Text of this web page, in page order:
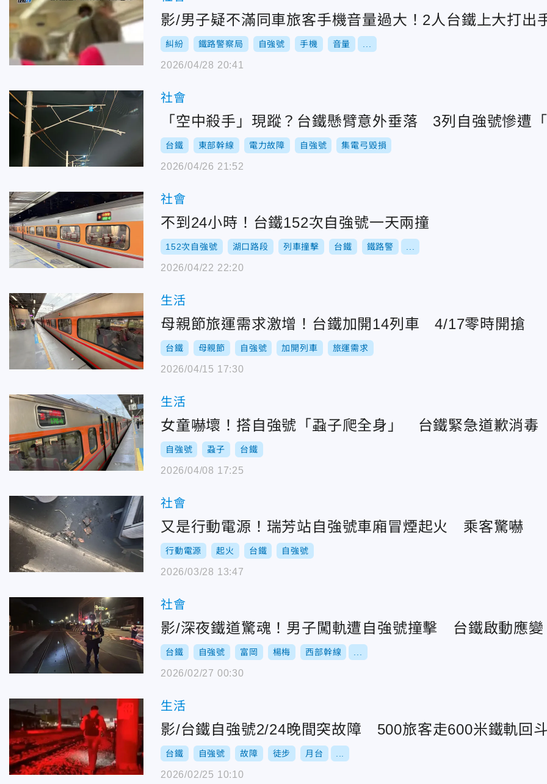
影/男子疑不滿同車旅客手機音量過大！2人台鐵上大打出
糾紛 鐵路警察局 自強號 手機 音量
2026/04/28 20:41
社會
「空中殺手」現蹤？台鐵懸臂意外垂落 3列自強號慘遭
台鐵 東部幹線 電力故障 自強號 集電弓毀損
2026/04/26 21:52
社會
不到24小時！台鐵152次自強號一天兩撞
152次自強號 湖口路段 列車撞擊 台鐵 鐵路警
2026/04/22 22:20
生活
母親節旅運需求激增！台鐵加開14列車 4/17零時開搶
台鐵 母親節 自強號 加開列車 旅運需求
2026/04/15 17:30
生活
女童嚇壞！搭自強號「蝨子爬全身」 台鐵緊急道歉消毒
自強號 蝨子 台鐵
2026/04/08 17:25
社會
又是行動電源！瑞芳站自強號車廂冒煙起火 乘客驚嚇
行動電源 起火 台鐵 自強號
2026/03/28 13:47
社會
影/深夜鐵道驚魂！男子闖軌遭自強號撞擊 台鐵啟動應變
台鐵 自強號 富岡 楊梅 西部幹線
2026/02/27 00:30
生活
影/台鐵自強號2/24晚間突故障 500旅客走600米鐵軌回
台鐵 自強號 故障 徒步 月台
2026/02/25 10:10